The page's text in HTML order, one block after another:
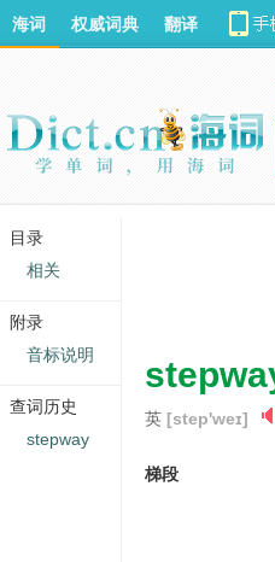
英 [step'weɪ]
梯段
海词 权威词典 翻译
目录
相关
附录
音标说明
查词历史
stepway